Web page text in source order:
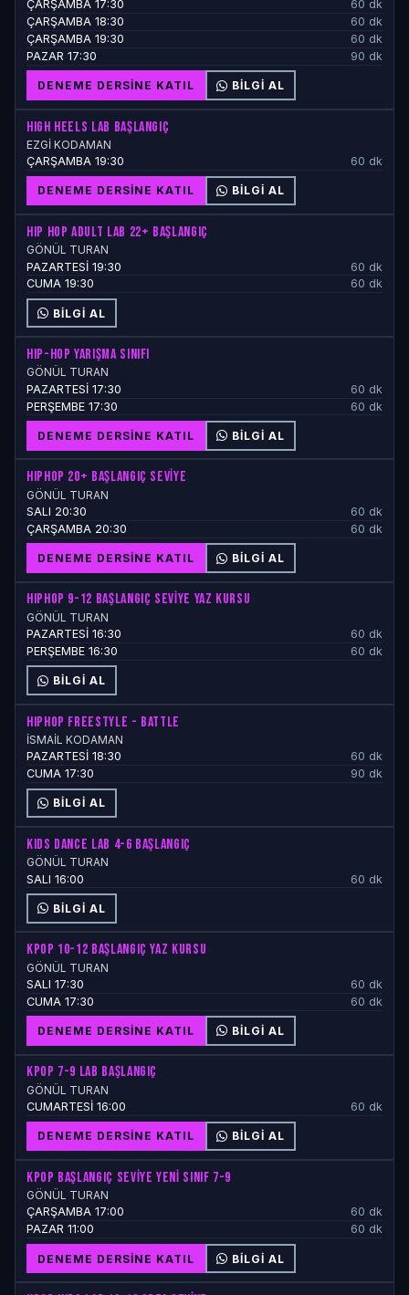
ÇARŞAMBA 17:30
60 dk
ÇARŞAMBA 18:30
60 dk
ÇARŞAMBA 19:30
60 dk
PAZAR 17:30
90 dk
DENEME DERSINE KATIL BILGI AL
HIGH HEELS LAB BAŞLANGIÇ
EZGİ KODAMAN
ÇARŞAMBA 19:30
60 dk
DENEME DERSINE KATIL BILGI AL
HIP HOP ADULT LAB 22+ BAŞLANGIÇ
GÖNÜL TURAN
PAZARTESİ 19:30
60 dk
CUMA 19:30
60 dk
BILGI AL
HIP-HOP YARIŞMA SINIFI
GÖNÜL TURAN
PAZARTESİ 17:30
60 dk
PERŞEMBE 17:30
60 dk
DENEME DERSINE KATIL BILGI AL
HIPHOP 20+ BAŞLANGIÇ SEVİYE
GÖNÜL TURAN
SALI 20:30
60 dk
ÇARŞAMBA 20:30
60 dk
DENEME DERSINE KATIL BILGI AL
HIPHOP 9-12 BAŞLANGIÇ SEVİYE YAZ KURSU
GÖNÜL TURAN
PAZARTESİ 16:30
60 dk
PERŞEMBE 16:30
60 dk
BILGI AL
HIPHOP FREESTYLE - BATTLE
İSMAİL KODAMAN
PAZARTESİ 18:30
60 dk
CUMA 17:30
90 dk
BILGI AL
KIDS DANCE LAB 4-6 BAŞLANGIÇ
GÖNÜL TURAN
SALI 16:00
60 dk
BILGI AL
KPOP 10-12 BAŞLANGIÇ YAZ KURSU
GÖNÜL TURAN
SALI 17:30
60 dk
CUMA 17:30
60 dk
DENEME DERSINE KATIL BILGI AL
KPOP 7-9 LAB BAŞLANGIÇ
GÖNÜL TURAN
CUMARTESİ 16:00
60 dk
DENEME DERSINE KATIL BILGI AL
KPOP BAŞLANGIÇ SEVİYE YENİ SINIF 7-9
GÖNÜL TURAN
ÇARŞAMBA 17:00
60 dk
PAZAR 11:00
60 dk
DENEME DERSINE KATIL BILGI AL